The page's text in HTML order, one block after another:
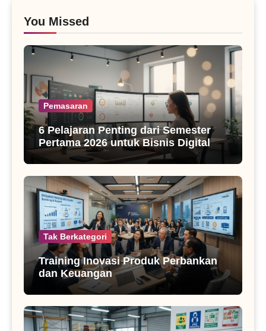
You Missed
Pemasaran
6 Pelajaran Penting dari Semester
Pertama 2026 untuk Bisnis Digital
Tak Berkategori
Training Inovasi Produk Perbankan
dan Keuangan